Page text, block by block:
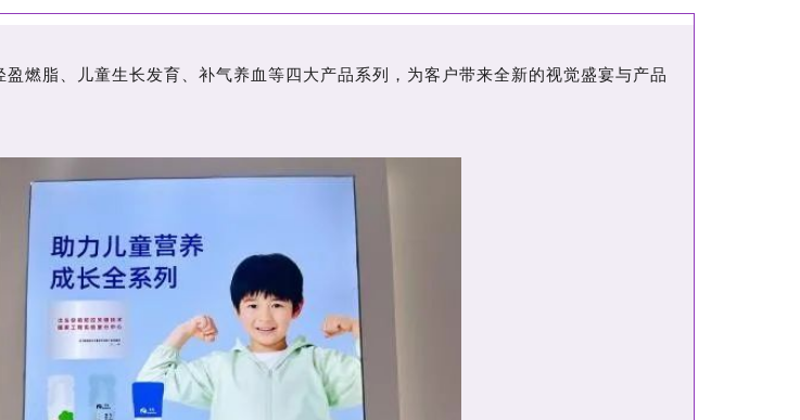
燃脂、儿童生长发育、补气养血等四大产品系列，为客户带来全新的视觉盛宴与产品